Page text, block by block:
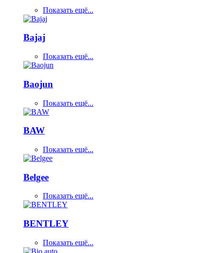
Показать ещё...
Bajaj
Показать ещё...
Baojun
Показать ещё...
BAW
Показать ещё...
Belgee
Показать ещё...
BENTLEY
Показать ещё...